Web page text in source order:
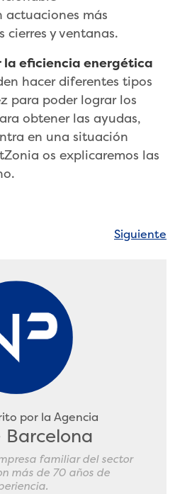
actuaciones más
cierres y ventanas.
la eficiencia energética
hacer diferentes tipos
para poder lograr los
obtener las ayudas,
en una situación
os explicaremos las
Siguiente
por la Agencia
familiar del sector
más de 70 años de